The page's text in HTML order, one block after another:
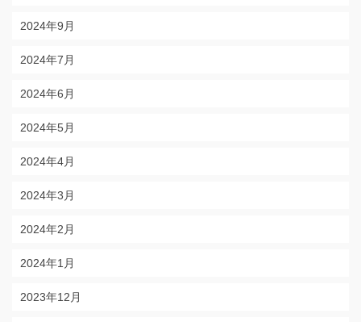
2024年9月
2024年7月
2024年6月
2024年5月
2024年4月
2024年3月
2024年2月
2024年1月
2023年12月